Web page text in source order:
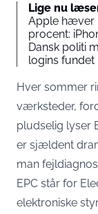
Lige nu
Apple hæver
procent:
Dansk politi
logins fundet
Hver sommer
værksteder,
pludselig lyser
er sjældent
man
EPC står for
elektroniske